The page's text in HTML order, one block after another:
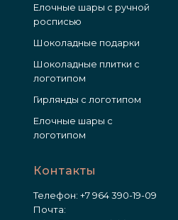
Елочные шары с ручной
росписью
Шоколадные подарки
Шоколадные плитки с
логотипом
Гирлянды с логотипом
Елочные шары с
логотипом
Контакты
Телефон: +7 964 390-19-09
Почта: